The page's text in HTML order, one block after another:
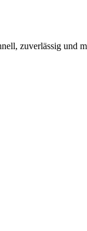
zuverlässig und